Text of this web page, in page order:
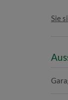
Sie